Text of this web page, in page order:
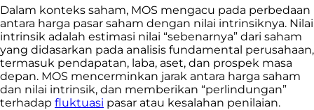
Dalam konteks saham, MOS mengacu pada perbedaan
antara harga pasar saham dengan nilai intrinsiknya. Nilai
intrinsik adalah estimasi nilai “sebenarnya” dari saham
yang didasarkan pada analisis fundamental perusahaan,
termasuk pendapatan, laba, aset, dan prospek masa
depan. MOS mencerminkan jarak antara harga saham
dan nilai intrinsik, dan memberikan “perlindungan”
terhadap fluktuasi pasar atau kesalahan penilaian.